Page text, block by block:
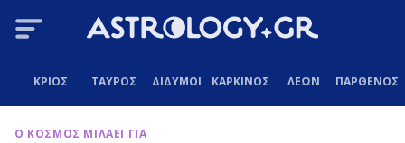
ΚΡΙΟΣ ΤΑΥΡΟΣ ΔΙΔΥΜΟΙ ΚΑΡΚΙΝΟΣ ΛΕΩΝ ΠΑΡΘΕΝΟΣ
Ο ΚΟΣΜΟΣ ΜΙΛΑΕΙ ΓΙΑ